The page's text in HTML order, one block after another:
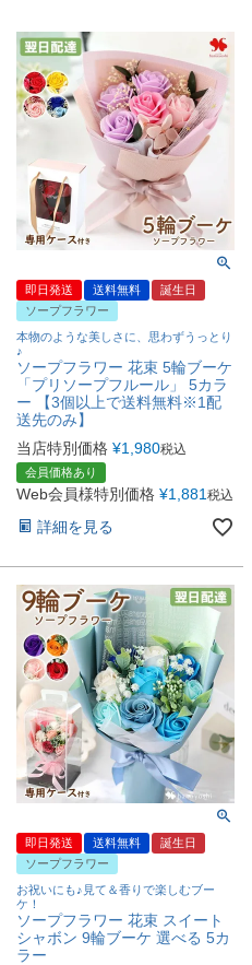
即日発送 送料無料
誕生日
ソープフラワー
本物のような美しさに、思わずうっとり
♪
ソープフラワー 花束 5輪ブーケ
「プリソープフルール」 5カラ
ー 【3個以上で送料無料※1配
送先のみ】
当店特別価格 ¥1,980税込
会員価格あり
Web会員様特別価格 ¥1,881 税込
詳細を見る
即日発送 送料無料
誕生日
ソープフラワー
お祝いにも♪見て＆香りで楽しむブー
ケ！
ソープフラワー 花束 スイート
シャボン 9輪ブーケ 選べる 5カ
ラー